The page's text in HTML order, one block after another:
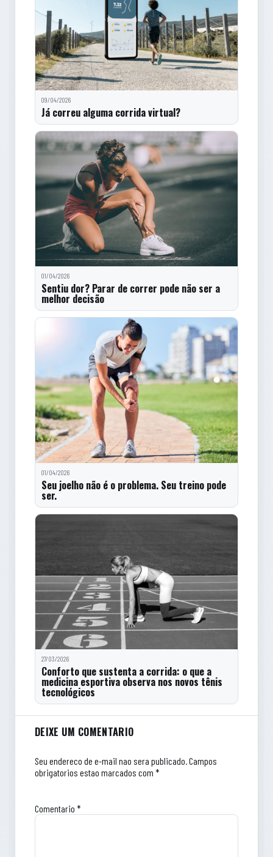
09/04/2026
Já correu alguma corrida virtual?
01/04/2026
Sentiu dor? Parar de correr pode não ser a
melhor decisão
01/04/2026
Seu joelho não é o problema. Seu treino pode
ser.
27/03/2026
Conforto que sustenta a corrida: o que a
medicina esportiva observa nos novos tênis
tecnológicos
Comentarios do artigo
DEIXE UM COMENTARIO
Seu endereco de e-mail nao sera publicado.Campos
obrigatorios estao marcados com *
Comentario *